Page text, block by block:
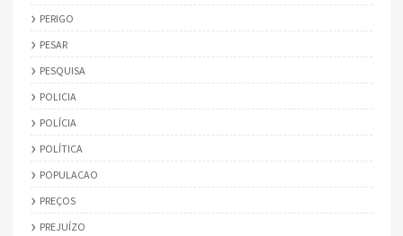
PERIGO
PESAR
PESQUISA
POLICIA
POLÍCIA
POLÍTICA
POPULACAO
PREÇOS
PREJUÍZO